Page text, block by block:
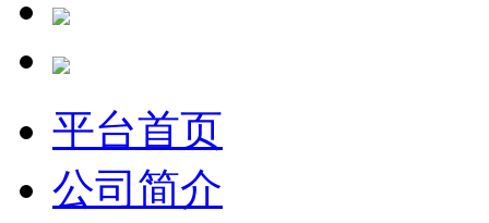
平台首页
公司简介